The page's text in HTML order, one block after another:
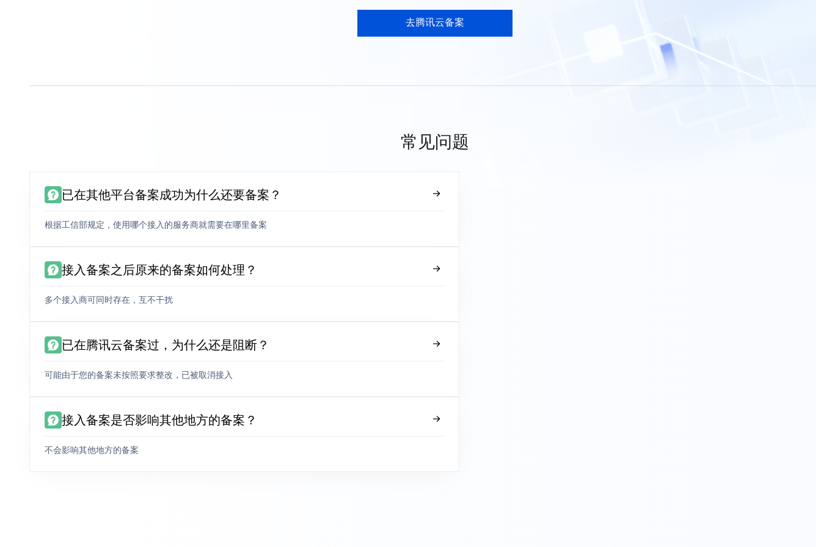
去腾讯云备案
常见问题
已在其他平台备案成功为什么还要备案？
根据工信部规定，使用哪个接入的服务商就需要在哪里备案
接入备案之后原来的备案如何处理？
多个接入商可同时存在，互不干扰
已在腾讯云备案过，为什么还是阻断？
可能由于您的备案未按照要求整改，已被取消接入
接入备案是否影响其他地方的备案？
不会影响其他地方的备案